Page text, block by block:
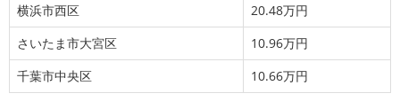
横浜市西区
20.48万円
さいたま市大宮区
10.96万円
千葉市中央区
10.66万円